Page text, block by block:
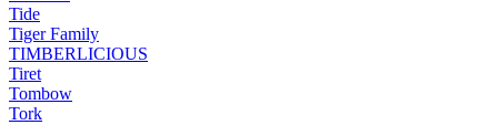
Tide
Tiger Family
TIMBERLICIOUS
Tiret
Tombow
Tork